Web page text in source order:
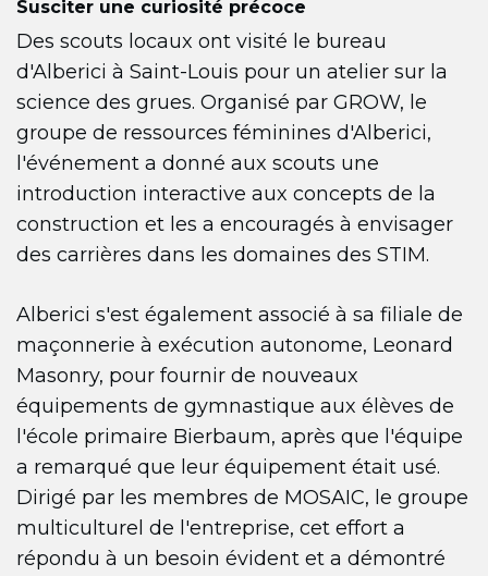
Susciter une curiosité précoce
Des scouts locaux ont visité le bureau
d'Alberici à Saint-Louis pour un atelier sur la
science des grues. Organisé par GROW, le
groupe de ressources féminines d'Alberici,
l'événement a donné aux scouts une
introduction interactive aux concepts de la
construction et les a encouragés à envisager
des carrières dans les domaines des STIM.
Alberici s'est également associé à sa filiale de
maçonnerie à exécution autonome, Leonard
Masonry, pour fournir de nouveaux
équipements de gymnastique aux élèves de
l'école primaire Bierbaum, après que l'équipe
a remarqué que leur équipement était usé.
Dirigé par les membres de MOSAIC, le groupe
multiculturel de l'entreprise, cet effort a
répondu à un besoin évident et a démontré